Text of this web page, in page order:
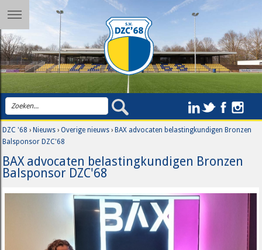
DZC '68 ›Nieuws ›Overige nieuws ›BAX advocaten belastingkundigen Bronzen
Balsponsor DZC'68
BAX advocaten belastingkundigen Bronzen
Balsponsor DZC'68